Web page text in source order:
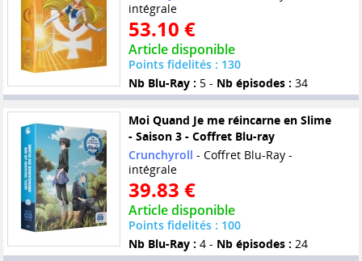
intégrale
53.10 €
Article disponible
Points fidelités : 130
Nb Blu-Ray : 5 - Nb épisodes : 34
Moi Quand Je me réincarne en Slime
- Saison 3 - Coffret Blu-ray
Crunchyroll - Coffret Blu-Ray -
intégrale
39.83 €
Article disponible
Points fidelités : 100
Nb Blu-Ray : 4 - Nb épisodes : 24